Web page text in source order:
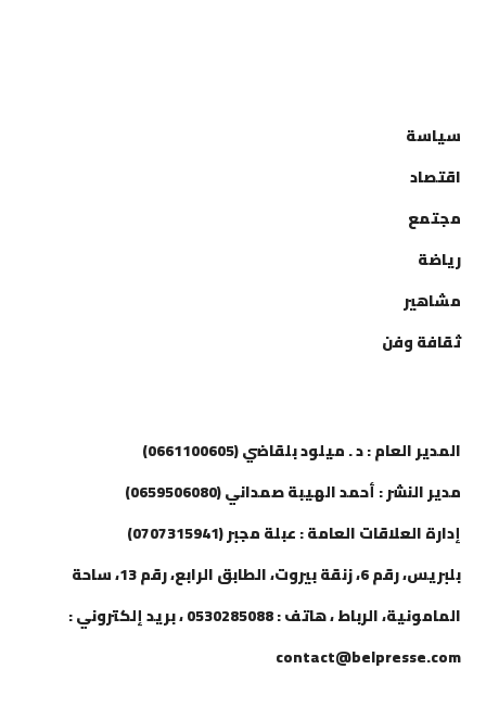
سياسة
اقتصاد
مجتمع
رياضة
مشاهير
ثقافة وفن
المدير العام : د . ميلود بلقاضي (0661100605)
مدير النشر : أحمد الهيبة صمداني (0659506080)
إدارة العلاقات العامة : عبلة مجبر (0707315941)
بلبريس، رقم 6، زنقة بيروت، الطابق الرابع، رقم 13، ساحة
المامونية، الرباط ، هاتف : 0530285088 ، بريد إلكتروني :
contact@belpresse.com